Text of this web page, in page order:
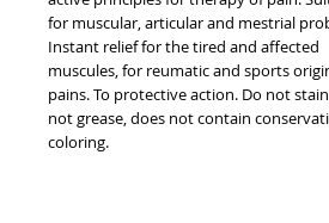
for muscular, articular and mestrial
Instant relief for the tired and affected
muscules, for reumatic and sports
pains. To protective action. Do not
not grease, does not contain
coloring.